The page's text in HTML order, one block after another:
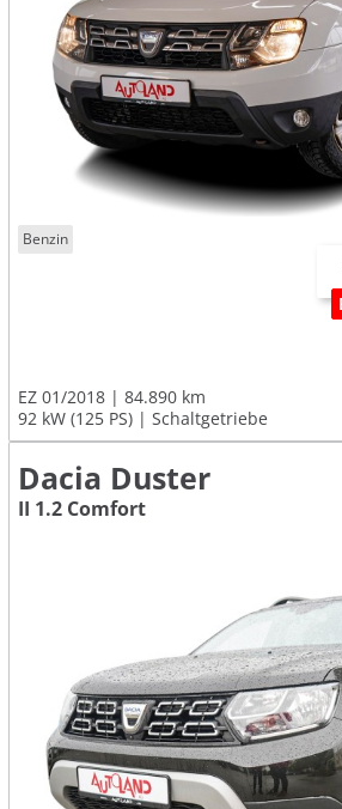
Benzin
EZ 01/2018
84.890 km
92 kW (125 PS)
Schaltgetriebe
Dacia Duster
II 1.2 Comfort